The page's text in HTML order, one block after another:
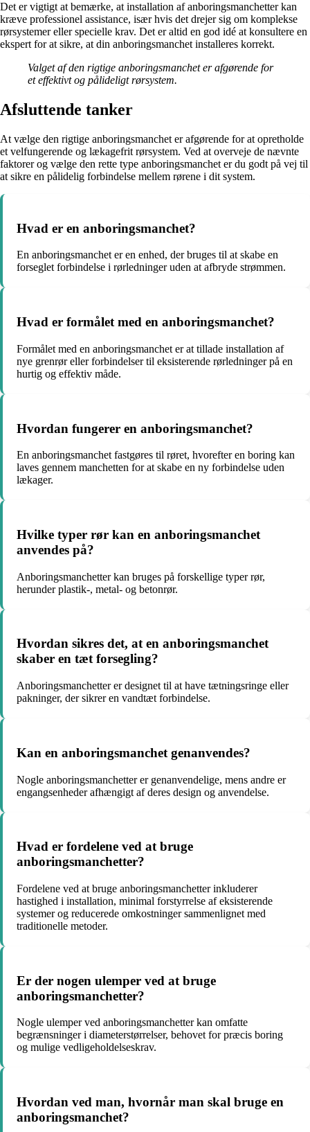
Det er vigtigt at bemærke, at installation af anboringsmanchetter kan
kræve professionel assistance, især hvis det drejer sig om komplekse
rørsystemer eller specielle krav. Det er altid en god idé at konsultere en
ekspert for at sikre, at din anboringsmanchet installeres korrekt.
Valget af den rigtige anboringsmanchet er afgørende for
et effektivt og pålideligt rørsystem.
Afsluttende tanker
At vælge den rigtige anboringsmanchet er afgørende for at opretholde
et velfungerende og lækagefrit rørsystem. Ved at overveje de nævnte
faktorer og vælge den rette type anboringsmanchet er du godt på vej til
at sikre en pålidelig forbindelse mellem rørene i dit system.
Hvad er en anboringsmanchet?
En anboringsmanchet er en enhed, der bruges til at skabe en
forseglet forbindelse i rørledninger uden at afbryde strømmen.
Hvad er formålet med en anboringsmanchet?
Formålet med en anboringsmanchet er at tillade installation af
nye grenrør eller forbindelser til eksisterende rørledninger på en
hurtig og effektiv måde.
Hvordan fungerer en anboringsmanchet?
En anboringsmanchet fastgøres til røret, hvorefter en boring kan
laves gennem manchetten for at skabe en ny forbindelse uden
lækager.
Hvilke typer rør kan en anboringsmanchet
anvendes på?
Anboringsmanchetter kan bruges på forskellige typer rør,
herunder plastik-, metal- og betonrør.
Hvordan sikres det, at en anboringsmanchet
skaber en tæt forsegling?
Anboringsmanchetter er designet til at have tætningsringe eller
pakninger, der sikrer en vandtæt forbindelse.
Kan en anboringsmanchet genanvendes?
Nogle anboringsmanchetter er genanvendelige, mens andre er
engangsenheder afhængigt af deres design og anvendelse.
Hvad er fordelene ved at bruge
anboringsmanchetter?
Fordelene ved at bruge anboringsmanchetter inkluderer
hastighed i installation, minimal forstyrrelse af eksisterende
systemer og reducerede omkostninger sammenlignet med
traditionelle metoder.
Er der nogen ulemper ved at bruge
anboringsmanchetter?
Nogle ulemper ved anboringsmanchetter kan omfatte
begrænsninger i diameterstørrelser, behovet for præcis boring
og mulige vedligeholdelseskrav.
Hvordan ved man, hvornår man skal bruge en
anboringsmanchet?